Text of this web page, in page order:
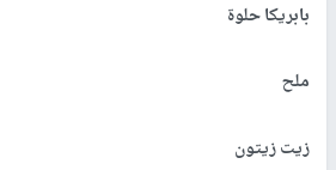
بابريكا حلوة
ملح
زيت زيتون